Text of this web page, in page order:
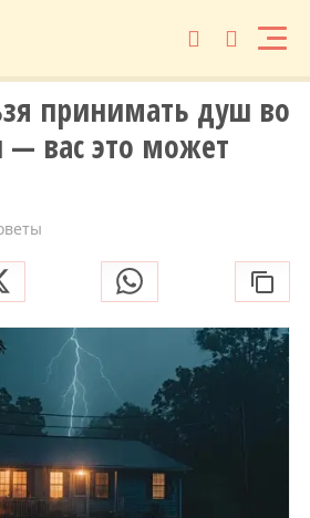
принимать душ во
— вас это может